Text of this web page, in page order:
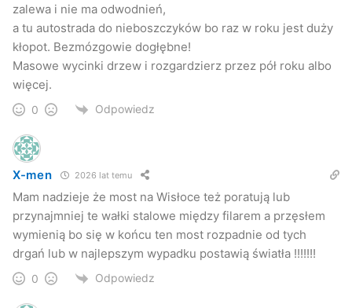
zalewa i nie ma odwodnień,
a tu autostrada do nieboszczyków bo raz w roku jest duży
kłopot. Bezmózgowie dogłębne!
Masowe wycinki drzew i rozgardzierz przez pół roku albo
więcej.
0 Odpowiedz
X-men 2026 lat temu
Mam nadzieje że most na Wisłoce też poratują lub
przynajmniej te wałki stalowe między filarem a przęsłem
wymienią bo się w końcu ten most rozpadnie od tych
drgań lub w najlepszym wypadku postawią światła !!!!!!!
0 Odpowiedz